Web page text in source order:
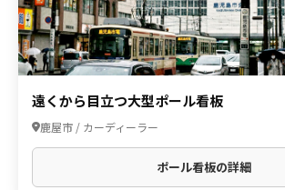
遠くから目立つ大型ポール看板
鹿屋市 / カーディーラー
ポール看板の詳細